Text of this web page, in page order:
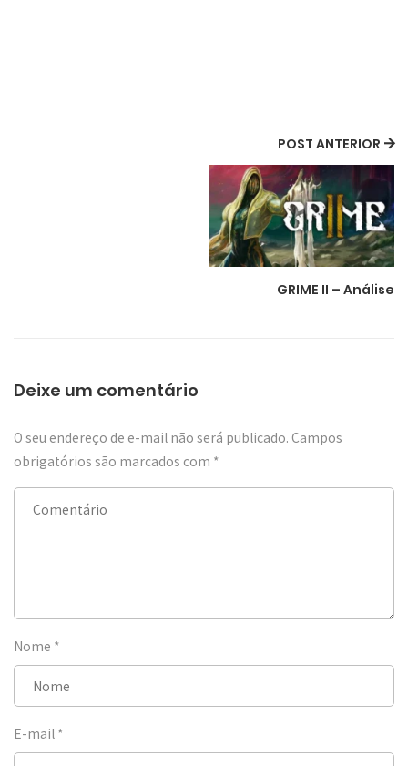
POST ANTERIOR
GRIME II – Análise
Deixe um comentário
O seu endereço de e-mail não será publicado. Campos
obrigatórios são marcados com *
Nome *
E-mail *